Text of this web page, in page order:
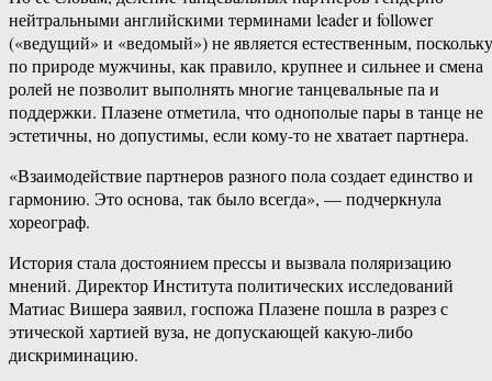
нейтральными английскими терминами leader и follower
(«ведущий» и «ведомый») не является естественным, поскольку
по природе мужчины, как правило, крупнее и сильнее и смена
ролей не позволит выполнять многие танцевальные па и
поддержки. Плазене отметила, что однополые пары в танце не
эстетичны, но допустимы, если кому-то не хватает партнера.
«Взаимодействие партнеров разного пола создает единство и
гармонию. Это основа, так было всегда», — подчеркнула
хореограф.
История стала достоянием прессы и вызвала поляризацию
мнений. Директор Института политических исследований
Матиас Вишера заявил, госпожа Плазене пошла в разрез с
этической хартией вуза, не допускающей какую-либо
дискриминацию.